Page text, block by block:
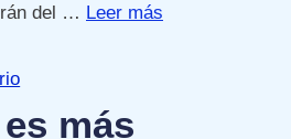
del … Leer más
más